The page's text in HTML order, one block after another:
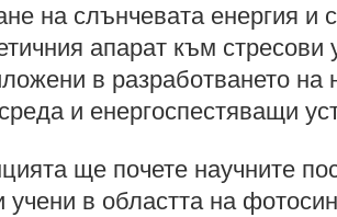
на слънчевата енергия и
апарат към стресови
в разработването на
и енергоспестяващи
ще почете научните
учени в областта на